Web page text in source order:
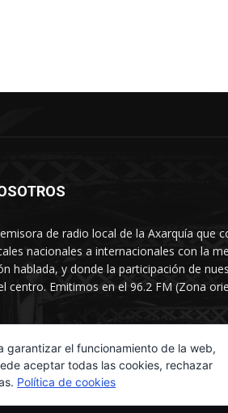
de radio local de la Axarquía que
nacionales a internacionales con la
hablada, y donde la participación de
centro. Emitimos en el 96.2 FM (Zona
garantizar el funcionamiento de la web,
aceptar todas las cookies, rechazar
Política de cookies